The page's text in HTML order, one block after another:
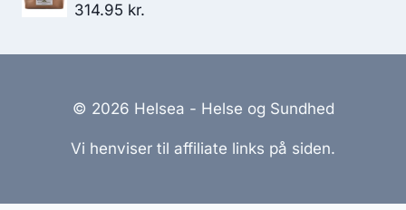
314.95 kr.
© 2026 Helsea - Helse og Sundhed
Vi henviser til affiliate links på siden.